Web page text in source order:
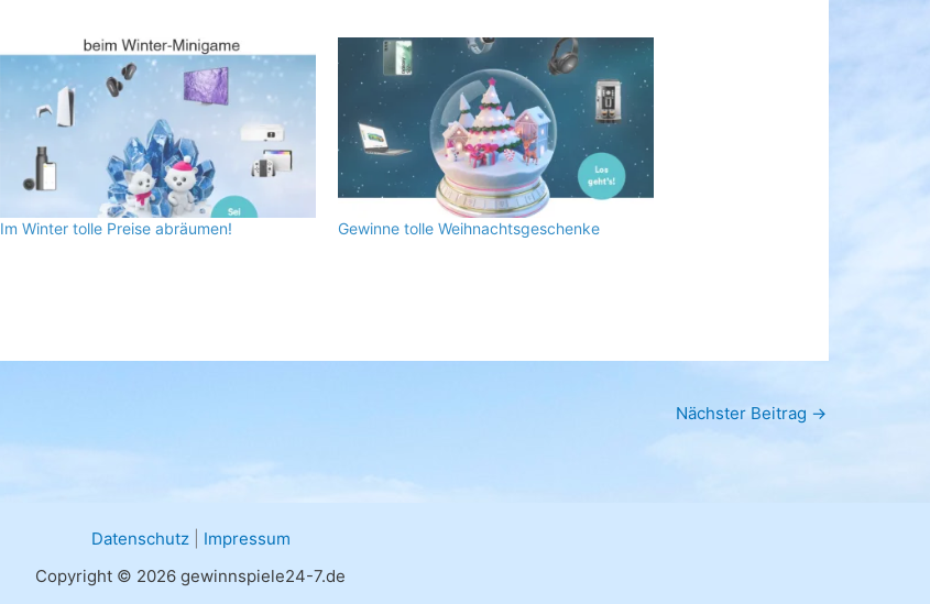
Im Winter tolle Preise abräumen! Gewinne tolle Weihnachtsgeschenke
Nächster Beitrag →
Datenschutz| Impressum
Copyright © 2026 gewinnspiele24-7.de